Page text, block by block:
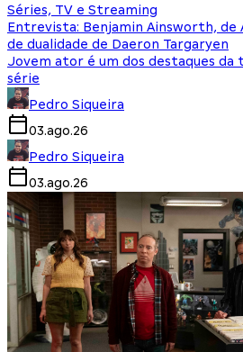
Séries, TV e Streaming
Entrevista: Benjamin Ainsworth, de
de dualidade de Daeron Targaryen
Jovem ator é um dos destaques
série
Pedro Siqueira
03.ago.26
Pedro Siqueira
03.ago.26